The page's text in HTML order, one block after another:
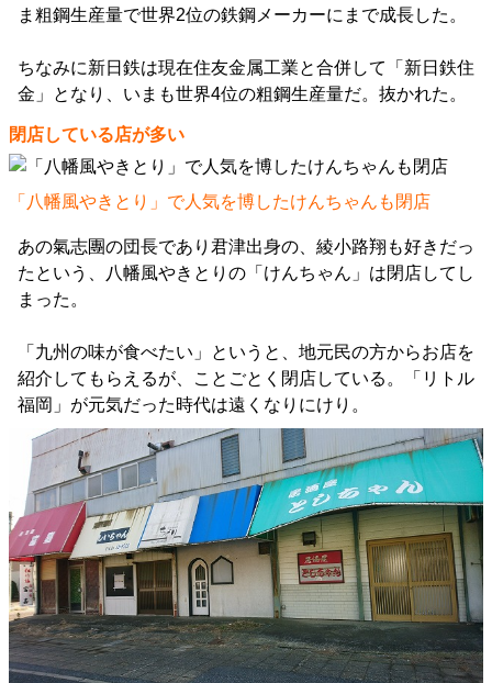
ま粗鋼生産量で世界2位の鉄鋼メーカーにまで成長した。
ちなみに新日鉄は現在住友金属工業と合併して「新日鉄住
金」となり、いまも世界4位の粗鋼生産量だ。抜かれた。
閉店している店が多い
「八幡風やきとり」で人気を博したけんちゃんも閉店
あの氣志團の団長であり君津出身の、綾小路翔も好きだっ
たという、八幡風やきとりの「けんちゃん」は閉店してし
まった。
「九州の味が食べたい」というと、地元民の方からお店を
紹介してもらえるが、ことごとく閉店している。「リトル
福岡」が元気だった時代は遠くなりにけり。